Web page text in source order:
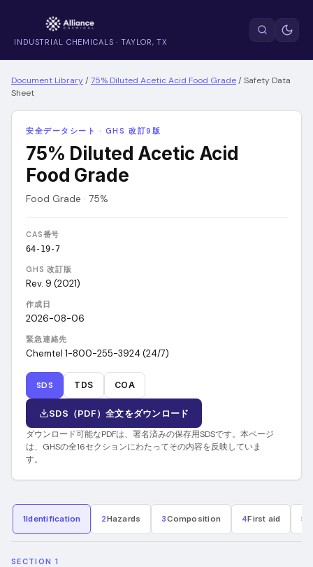
INDUSTRIAL CHEMICALS · TAYLOR, TX
Document Library/75% Diluted Acetic Acid Food Grade/Safety Data
Sheet
安全データシート · GHS 改訂9版
75% Diluted Acetic Acid
Food Grade
Food Grade · 75%
CAS番号
64-19-7
GHS 改訂版
Rev. 9 (2021)
作成日
2026-08-06
緊急連絡先
Chemtel 1-800-255-3924 (24/7)
SDS TDS COA
SDS（PDF）全文をダウンロード
ダウンロード可能なPDFは、署名済みの保存用SDSです。本ページ
は、GHSの全16セクションにわたってその内容を反映していま
す。
1Identification 2Hazards 3Composition 4First aid 5
SECTION 1